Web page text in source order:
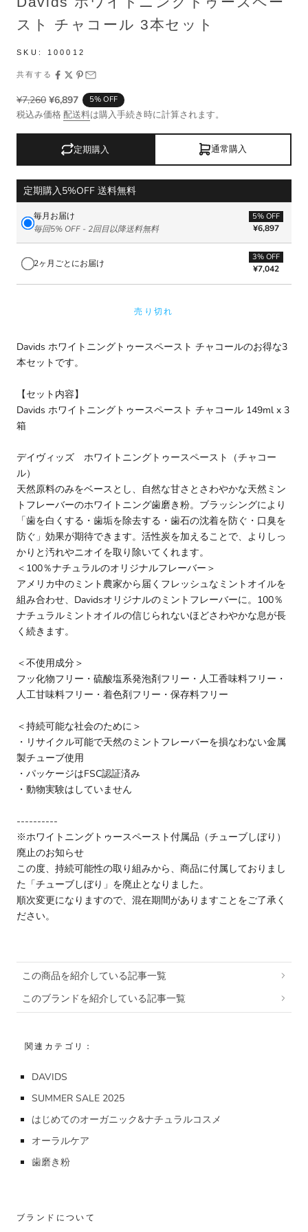
スト チャコール 3本セット
SKU: 100012
共有する
¥7,260 ¥6,897 5% OFF
税込み価格配送料は購入手続き時に計算されます。
通常購入
定期購入
定期購入5%OFF 送料無料
毎月お届け
毎回5% OFF - 2回目以降送料無料
5% OFF
¥6,897
2ヶ月ごとにお届け
3% OFF
¥7,042
売り切れ
Davids ホワイトニングトゥースペースト チャコールのお得な3
本セットです。
【セット内容】
Davids ホワイトニングトゥースペースト チャコール 149ml x 3
箱
デイヴィッズ ホワイトニングトゥースペースト（チャコー
ル）
天然原料のみをベースとし、自然な甘さとさわやかな天然ミン
トフレーバーのホワイトニング歯磨き粉。ブラッシングにより
「歯を白くする・歯垢を除去する・歯石の沈着を防ぐ・口臭を
防ぐ」効果が期待できます。活性炭を加えることで、よりしっ
かりと汚れやニオイを取り除いてくれます。
＜100％ナチュラルのオリジナルフレーバー＞
アメリカ中のミント農家から届くフレッシュなミントオイルを
組み合わせ、Davidsオリジナルのミントフレーバーに。100％
ナチュラルミントオイルの信じられないほどさわやかな息が長
く続きます。
＜不使用成分＞
フッ化物フリー・硫酸塩系発泡剤フリー・人工香味料フリー・
人工甘味料フリー・着色剤フリー・保存料フリー
＜持続可能な社会のために＞
・リサイクル可能で天然のミントフレーバーを損なわない金属
製チューブ使用
・パッケージはFSC認証済み
・動物実験はしていません
----------
※ホワイトニングトゥースペースト付属品（チューブしぼり）
廃止のお知らせ
この度、持続可能性の取り組みから、商品に付属しておりまし
た「チューブしぼり」を廃止となりました。
順次変更になりますので、混在期間がありますことをご了承く
ださい。
この商品を紹介している記事一覧
このブランドを紹介している記事一覧
関連カテゴリ：
DAVIDS
SUMMER SALE 2025
はじめてのオーガニック&ナチュラルコスメ
オーラルケア
歯磨き粉
ブランドについて